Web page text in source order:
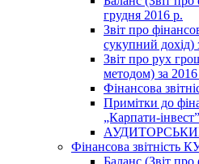
грудня 2016 р.
Звіт про
сукупний дохід)
Звіт про рух
методом) за 2016
Фінансова
Примітки до
„Карпати-
Фінансова звітність
Баланс (Звіт